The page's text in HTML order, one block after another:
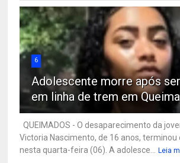
6
Adolescente morre após
em linha de trem em
QUEIMADOS - O desaparecimento da
Victoria Nascimento, de 16 anos, terminou
nesta quarta-feira (06). A adolesce...
Leia